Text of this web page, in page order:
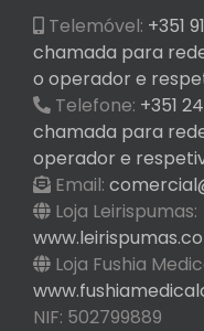
Telemóvel: +351
chamada para
o operador e
Telefone: +351
chamada para
operador e
Email:
Loja Leirispumas:
Loja Fushia
NIF: 502799889